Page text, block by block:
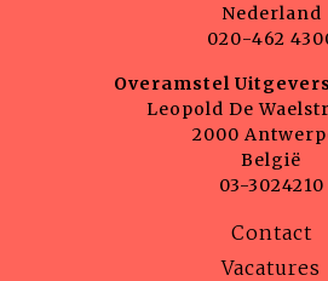
Nederland
020-462
Overamstel
Leopold De
2000
België
03-3024210
Contact
Vacatures